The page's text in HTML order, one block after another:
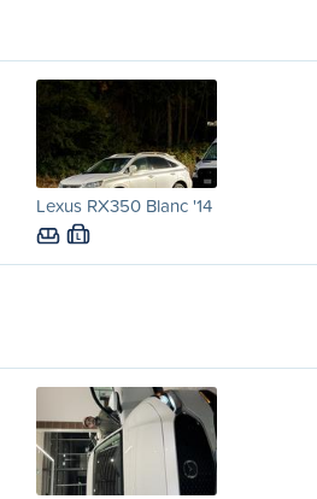
Lexus RX350 Blanc '14
L